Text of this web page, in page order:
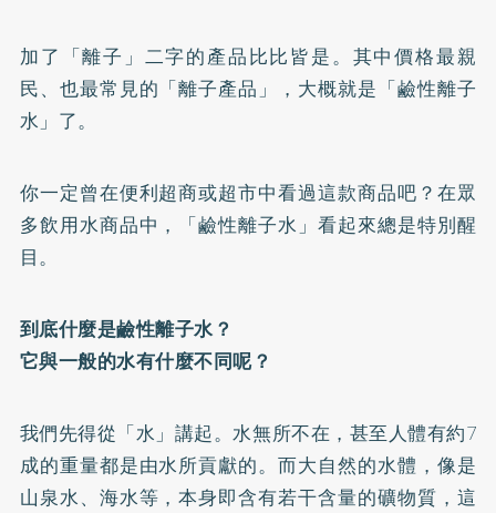
加了「離子」二字的產品比比皆是。其中價格最親
民、也最常見的「離子產品」，大概就是「鹼性離子
水」了。
你一定曾在便利超商或超市中看過這款商品吧？在眾
多飲用水商品中，「鹼性離子水」看起來總是特別醒
目。
到底什麼是鹼性離子水？
它與一般的水有什麼不同呢？
我們先得從「水」講起。水無所不在，甚至人體有約7
成的重量都是由水所貢獻的。而大自然的水體，像是
山泉水、海水等，本身即含有若干含量的礦物質，這